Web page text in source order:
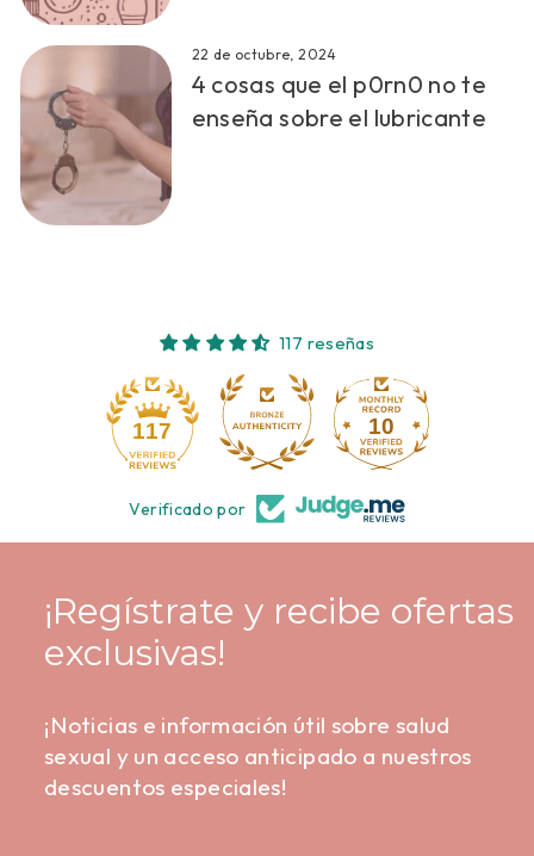
22 de octubre, 2024
4 cosas que el p0rn0 no te
enseña sobre el lubricante
117 reseñas
117 10
Verificado por
¡Regístrate y recibe ofertas
exclusivas!
¡Noticias e información útil sobre salud
sexual y un acceso anticipado a nuestros
descuentos especiales!